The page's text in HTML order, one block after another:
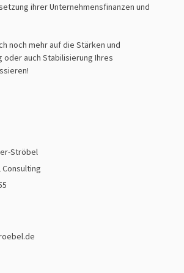
ihrer Unternehmensfinanzen und
noch mehr auf die Stärken und
oder auch Stabilisierung Ihres
Ströbel
Consulting